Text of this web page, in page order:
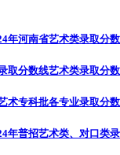
年河南省艺术类录取分
取分数线艺术类录取分
术专科批各专业录取分
年普招艺术类、对口类